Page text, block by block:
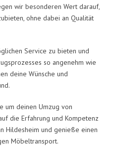
wir besonderen Wert darauf,
ohne dabei an Qualität
Service zu bieten und
so angenehm wie
deine Wünsche und
um deinen Umzug von
die Erfahrung und Kompetenz
Hildesheim und genieße einen
Möbeltransport.